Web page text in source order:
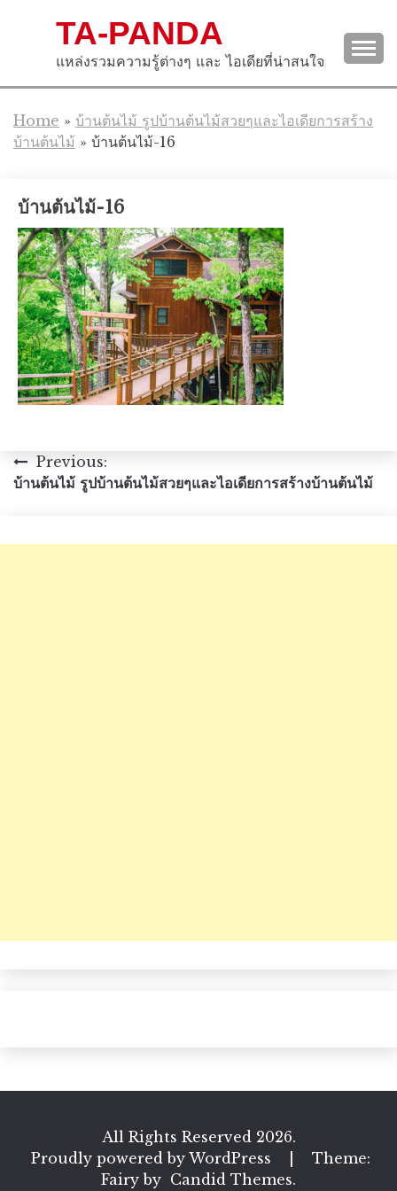
TA-PANDA
แหล่งรวมความรู้ต่างๆ และ ไอเดียที่น่าสนใจ
Home » บ้านต้นไม้ รูปบ้านต้นไม้สวยๆและไอเดียการสร้าง
บ้านต้นไม้ » บ้านต้นไม้-16
บ้านต้นไม้-16
แนะแนว
Previous:
บ้านต้นไม้ รูปบ้านต้นไม้สวยๆและไอเดียการสร้างบ้านต้นไม้
All Rights Reserved 2026.
Proudly powered by WordPress
Theme:
Fairy by Candid Themes.